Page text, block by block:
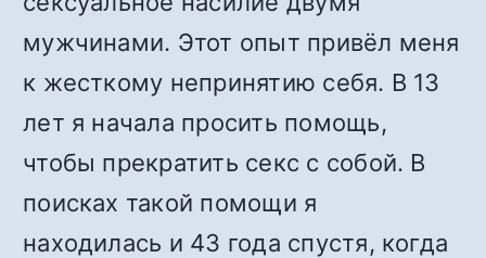
мужчинами. Этот опыт привёл меня
к жесткому непринятию себя. В 13
лет я начала просить помощь,
чтобы прекратить секс с собой. В
поисках такой помощи я
находилась и 43 года спустя, когда